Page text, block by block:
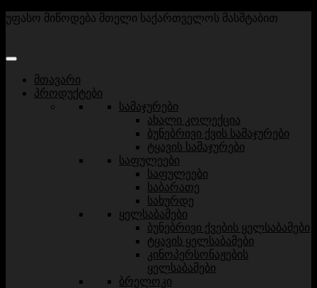
უფასო მიწოდება მთელი საქართველოს მასშტაბით
მთავარი
პროდუქტები
სამაჯურები
ახალი კოლექცია
ბუნებრივი ქვის სამაჯურები
ტყავის სამაჯურები
საფულეები
საფულეები
საბარათე
სახურდე
ყელსაბამები
ბუნებრივი ქვების ყელსაბამები
ტყავის ყელსაბამები
კინოპერსონაჟების
ყელსაბამები
ბრელოკი